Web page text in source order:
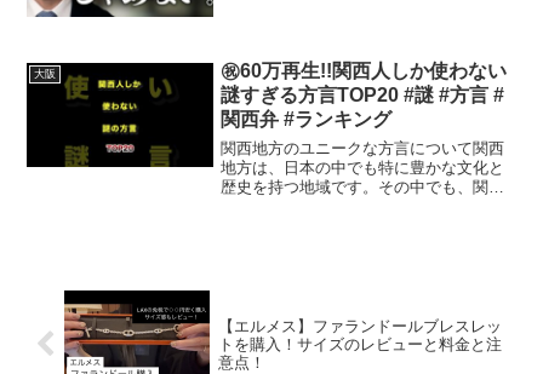
お待ちしています。【宋世羅へ...
大阪
㊗️60万再生!!関西人しか使わない
謎すぎる方言TOP20 #謎 #方言 #
関西弁 #ランキング
関西地方のユニークな方言について関西
地方は、日本の中でも特に豊かな文化と
歴史を持つ地域です。その中でも、関西
【エルメス】ファランドールブレスレッ
トを購入！サイズのレビューと料金と注
意点！